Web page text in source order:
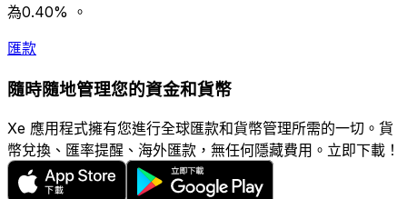
為0.40% 。
匯款
隨時隨地管理您的資金和貨幣
Xe 應用程式擁有您進行全球匯款和貨幣管理所需的一切。貨
幣兌換、匯率提醒、海外匯款，無任何隱藏費用。立即下載！